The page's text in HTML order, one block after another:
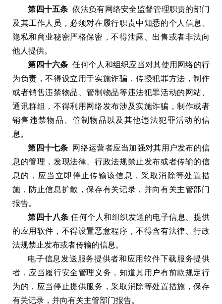
第四十五条 依法负有网络安全监督管理职责的部门
及其工作人员 ， 必须对在履行职责中知悉的个人信息
隐私和商业秘密严格保密 ，不得泄露
出售或者非法向
他人提供。
第四十六条 任何个人和组织应当对其使用网络的行
为负责 ，不得设立用于实施诈骗 ，传授犯罪方法 ，制作
或者销售违禁物品
、管制物品等违法犯罪活动的网站
通讯群组 ，不得利用网络发布涉及实施诈骗 ，制作或者
销售违禁物品
管制物品以及其他违法犯罪活动的信
息 。
第四十七条 网络运营者应当加强对其用户发布的信
息的管理 ， 发现法律 、行政法规禁止发布或者传输的信
息的 ， 应当立即停止传输该信息 ，采取消除等处置措
施 ， 防止信息扩散 ，保存有关记录 ， 并向有关主管部门
报告。
第四十八条 任何个人和组织发送的电子信息
提供
的应用软件 ， 不得设置恶意程序 ，不得含有法律 、行政
法规禁止发布或者传输的信息 。
电子信息发送服务提供者和应用软件下载服务提供
者 ， 应当履行安全管理义务 ， 知道其用户有前款规定行
为的 ， 应当停止提供服务 ，采取消除等处置措施 ，保存
有关记录 ， 并向有关主管部门报告。